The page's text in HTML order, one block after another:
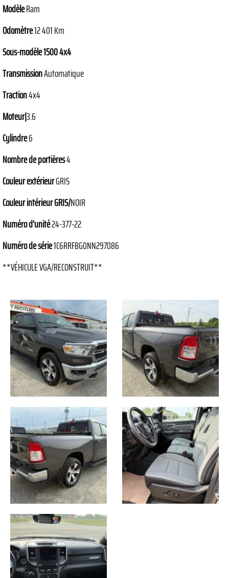
ModèleRam
Odomètre12 401 Km
Sous-modèle 1500 4x4
TransmissionAutomatique
Traction4x4
Moteur|3.6
Cylindre6
Nombre de portières4
Couleur extérieurGRIS
Couleur intérieur GRIS/NOIR
Numéro d’unité24-377-22
Numéro de série1C6RRFBG0NN297086
**VÉHICULE VGA/RECONSTRUIT**